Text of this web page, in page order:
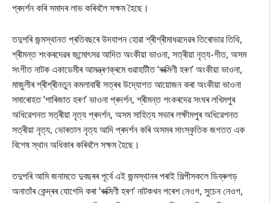
প্ৰদৰ্শন কৰি সমাদৰ লাভ কৰিবলৈ সক্ষম হৈছে।
তদুপৰি জন্মস্থানত প্ৰতিবছৰে উদযাপন হোৱা শ্ৰীশ্ৰীমাধৱদেৱৰ তিৰোভাৱ তিথি,
শ্ৰীমন্ত শংকৰদেৱৰ জন্মোৎসৱ আদিত অংকীয়া ভাওনা, সত্ৰীয়া নৃত্য-গীত, অসম
সংগীত নাটক একাডেমীৰ আমন্ত্ৰণক্ৰমে গুৱাহাটীত ‘ৰুক্মিণী হৰণ’ অংকীয়া ভাওনা,
মাজুলীৰ শ্ৰীশ্ৰীনতুন কমলাবাৰী সত্ৰৰ উদ্যোগত আয়োজন কৰা অংকীয়া ভাওনা
সমাৰোহত ‘পাৰিজাত হৰণ’ ভাওনা প্ৰদৰ্শন, শ্ৰীমন্ত শংকৰদেৱ সংঘৰ লখিমপুৰ
অধিৱেশনত সত্ৰীয়া নৃত্য প্ৰদৰ্শন, অসম সাহিত্য সভাৰ লক্ষীমপুৰ অধিৱেশনত
সত্ৰীয়া নৃত্য, ভোৰতাল নৃত্য আদি প্ৰদৰ্শন কৰি অসমৰ সাংস্কৃতিক জগতত এক
বিশেষ স্থান অধিকাৰ কৰিবলৈ সক্ষম হৈছে।
তদুপৰি আমি জনামতে দুবছৰৰ পূৰ্বে এই জন্মস্থানৰ পৰাই শিল্পীসকলে ডিব্ৰুগড়
অনাতাঁৰ কেন্দ্ৰৰ যোগেদি কৰা ‘ৰুক্মিণী হৰণ’ নাটকখন পৰেশ নেওগ, সুচেন নেওগ,